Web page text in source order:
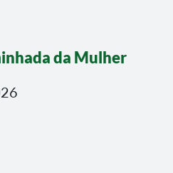
da Mulher